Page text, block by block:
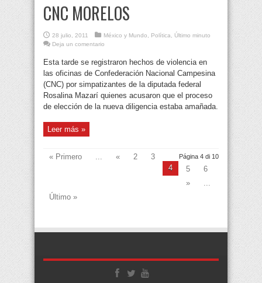
CNC MORELOS
28 julio, 2011 México y Mundo Política
Último minuto
Deja un comentario
Esta tarde se registraron hechos de violencia en
las oficinas de Confederación Nacional Campesina
(CNC) por simpatizantes de la diputada federal
Rosalina Mazarí quienes acusaron que el proceso
de elección de la nueva diligencia estaba amañada.
Leer más »
Página 4 di 10
« Primero « 2
3
4
5
6
»
Último »